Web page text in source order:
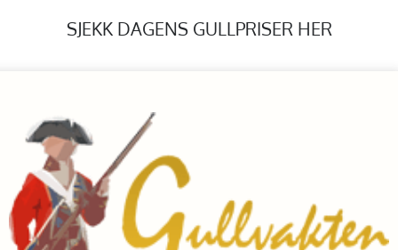
SJEKK DAGENS GULLPRISER HER